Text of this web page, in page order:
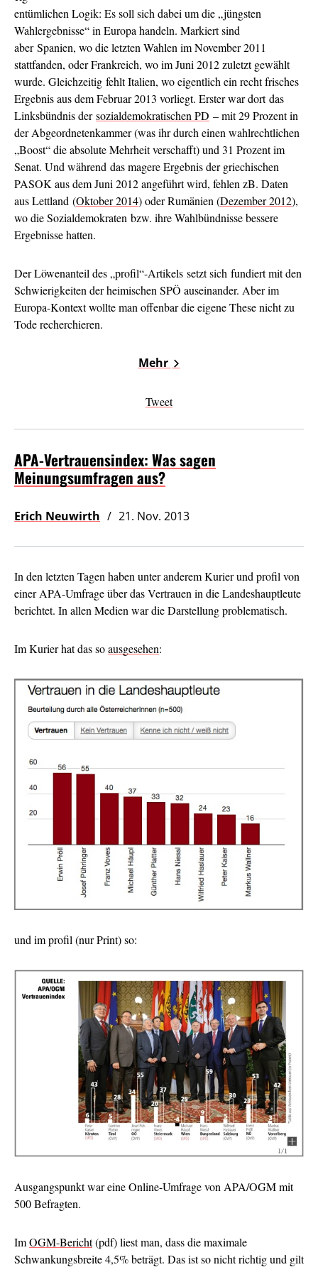
entümlichen Logik: Es soll sich dabei um die „jüngsten
Wahlergebnisse“ in Europa handeln. Markiert sind
aber Spanien, wo die letzten Wahlen im November 2011
stattfanden, oder Frankreich, wo im Juni 2012 zuletzt gewählt
wurde. Gleichzeitig fehlt Italien, wo eigentlich ein recht frisches
Ergebnis aus dem Februar 2013 vorliegt. Erster war dort das
Linksbündnis dersozialdemokratischen PD – mit 29 Prozent in
der Abgeordnetenkammer (was ihr durch einen wahlrechtlichen
„Boost“ die absolute Mehrheit verschafft) und 31 Prozent im
Senat. Und während das magere Ergebnis der griechischen
PASOK aus dem Juni 2012 angeführt wird, fehlen zB. Daten
aus Lettland (Oktober 2014) oder Rumänien (Dezember 2012),
wo die Sozialdemokraten bzw. ihre Wahlbündnisse bessere
Ergebnisse hatten.
Der Löwenanteil des „profil“-Artikels setzt sich fundiert mit den
Schwierigkeiten der heimischen SPÖ auseinander. Aber im
Europa-Kontext wollte man offenbar die eigene These nicht zu
Tode recherchieren.
Mehr
Tweet
APA-Vertrauensindex: Was sagen
Meinungsumfragen aus?
Erich Neuwirth 21. Nov. 2013
In den letzten Tagen haben unter anderem Kurier und profil von
einer APA-Umfrage über das Vertrauen in die Landeshauptleute
berichtet. In allen Medien war die Darstellung problematisch.
Im Kurier hat das soausgesehen:
und im profil (nur Print) so:
Ausgangspunkt war eine Online-Umfrage von APA/OGM mit
500 Befragten.
ImOGM-Bericht(pdf) liest man, dass die maximale
Schwankungsbreite 4,5% beträgt. Das ist so nicht richtig und gilt